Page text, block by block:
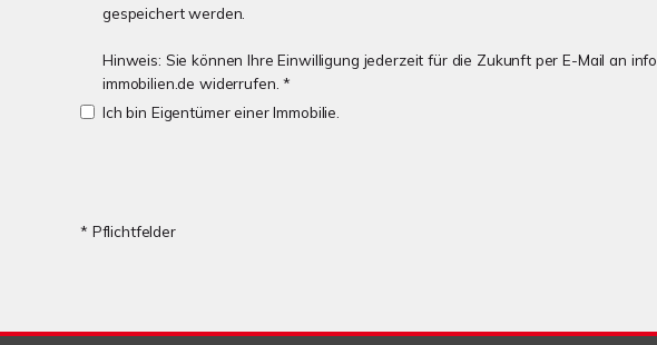
gespeichert werden.
Hinweis: Sie können Ihre Einwilligung jederzeit für die Zukunft per E-Mail an
immobilien.de widerrufen. *
Ich bin Eigentümer einer Immobilie.
* Pflichtfelder